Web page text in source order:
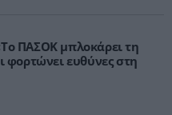
ΠΑΣΟΚ μπλοκάρει τη
ευθύνες στη